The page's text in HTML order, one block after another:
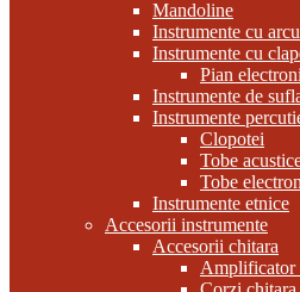
Mandoline
Instrumente cu
Instrumente cu
Pian
Instrumente de
Instrumente
Clopotei
Tobe
Tobe
Instrumente etnice
Accesorii instrumente
Accesorii chitara
Amplificator